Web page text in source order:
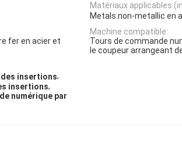
Matériaux applicables
Metals.non-metallic en
fer en acier et
Machine compatible:
Tours de commande
le coupeur arrangeant
des insertions,
insertions,
numérique par